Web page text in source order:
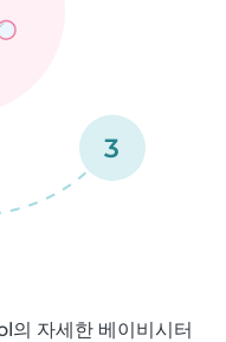
3
의 자세한 베이비시터